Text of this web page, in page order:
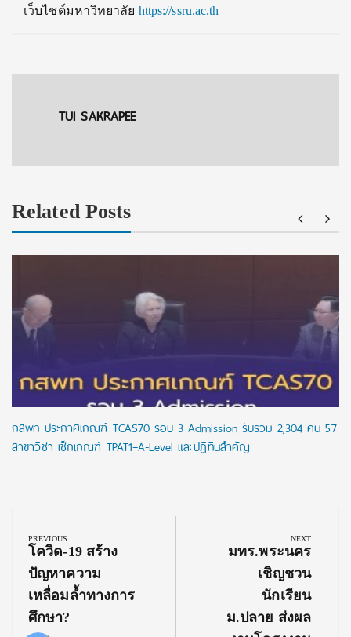
เว็บไซต์มหาวิทยาลัย https://ssru.ac.th
TUI SAKRAPEE
Related Posts
กสพท ประกาศเกณฑ์ TCAS70 รอบ 3 Admission รับรวม 2,304 คน 57
สาขาวิชา เช็กเกณฑ์ TPAT1–A-Level และปฏิทินสำคัญ
navigation
PREVIOUS
Previous
Post:
โควิด-19 สร้าง
ปัญหาความ
เหลื่อมล้ำทางการ
ศึกษา?
NEXT
Next
Post:
มทร.พระนคร
เชิญชวน
นักเรียน
ม.ปลาย ส่งผล